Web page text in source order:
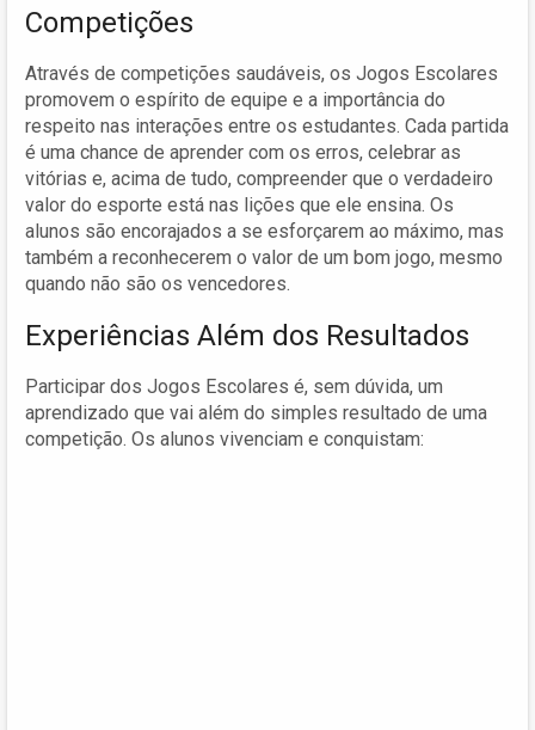
Competições
Através de competições saudáveis, os Jogos Escolares
promovem o espírito de equipe e a importância do
respeito nas interações entre os estudantes. Cada partida
é uma chance de aprender com os erros, celebrar as
vitórias e, acima de tudo, compreender que o verdadeiro
valor do esporte está nas lições que ele ensina. Os
alunos são encorajados a se esforçarem ao máximo, mas
também a reconhecerem o valor de um bom jogo, mesmo
quando não são os vencedores.
Experiências Além dos Resultados
Participar dos Jogos Escolares é, sem dúvida, um
aprendizado que vai além do simples resultado de uma
competição. Os alunos vivenciam e conquistam: